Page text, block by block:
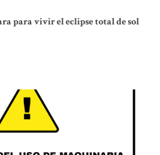
para vivir el eclipse total de sol